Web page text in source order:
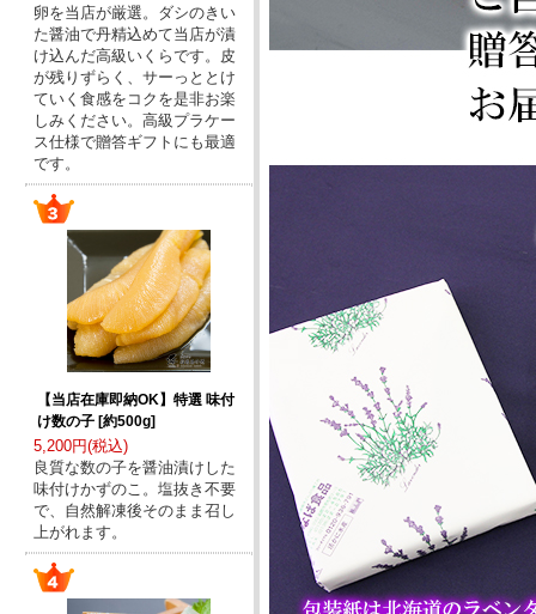
卵を当店が厳選。ダシのきい
た醤油で丹精込めて当店が漬
け込んだ高級いくらです。皮
が残りずらく、サーっととけ
ていく食感をコクを是非お楽
しみください。高級プラケー
ス仕様で贈答ギフトにも最適
です。
【当店在庫即納OK】特選 味付
け数の子 [約500g]
5,200円(税込)
良質な数の子を醤油漬けした
味付けかずのこ。塩抜き不要
で、自然解凍後そのまま召し
上がれます。